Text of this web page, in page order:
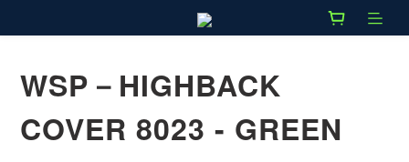
WSP－HIGHBACK
COVER 8023 - GREEN